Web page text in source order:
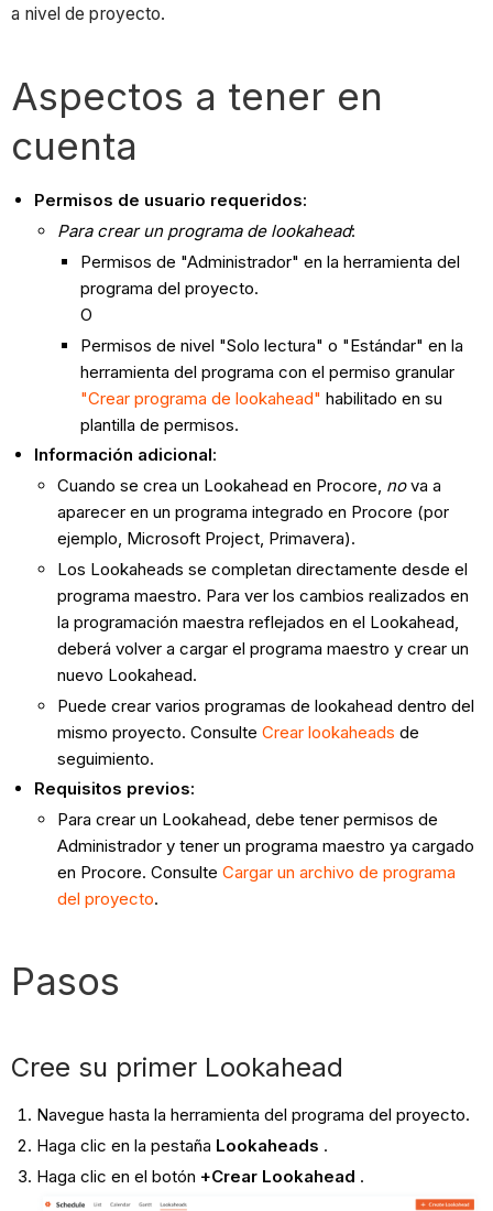
a nivel de proyecto.
Aspectos a tener en
cuenta
Permisos de usuario requeridos:
Para crear un programa de lookahead:
Permisos de "Administrador" en la herramienta del
programa del proyecto.
O
Permisos de nivel "Solo lectura" o "Estándar" en la
herramienta del programa con el permiso granular
"Crear programa de lookahead" habilitado en su
plantilla de permisos.
Información adicional:
Cuando se crea un Lookahead en Procore, nova a
aparecer en un programa integrado en Procore (por
ejemplo, Microsoft Project, Primavera).
Los Lookaheads se completan directamente desde el
programa maestro. Para ver los cambios realizados en
la programación maestra reflejados en el Lookahead,
deberá volver a cargar el programa maestro y crear un
nuevo Lookahead.
Puede crear varios programas de lookahead dentro del
mismo proyecto. ConsulteCrear lookaheads de
seguimiento.
Requisitos previos:
Para crear un Lookahead, debe tener permisos de
Administrador y tener un programa maestro ya cargado
en Procore. ConsulteCargar un archivo de programa
del proyecto.
Pasos
Cree su primer Lookahead
Navegue hasta la herramienta del programa del proyecto.
Haga clic en la pestaña Lookaheads .
Haga clic en el botón +Crear Lookahead .